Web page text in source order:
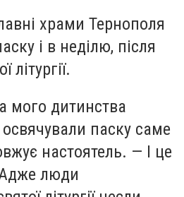
храми Тернополя
і в неділю, після
літургії.
мого дитинства
паску саме
настоятель. — І це
люди